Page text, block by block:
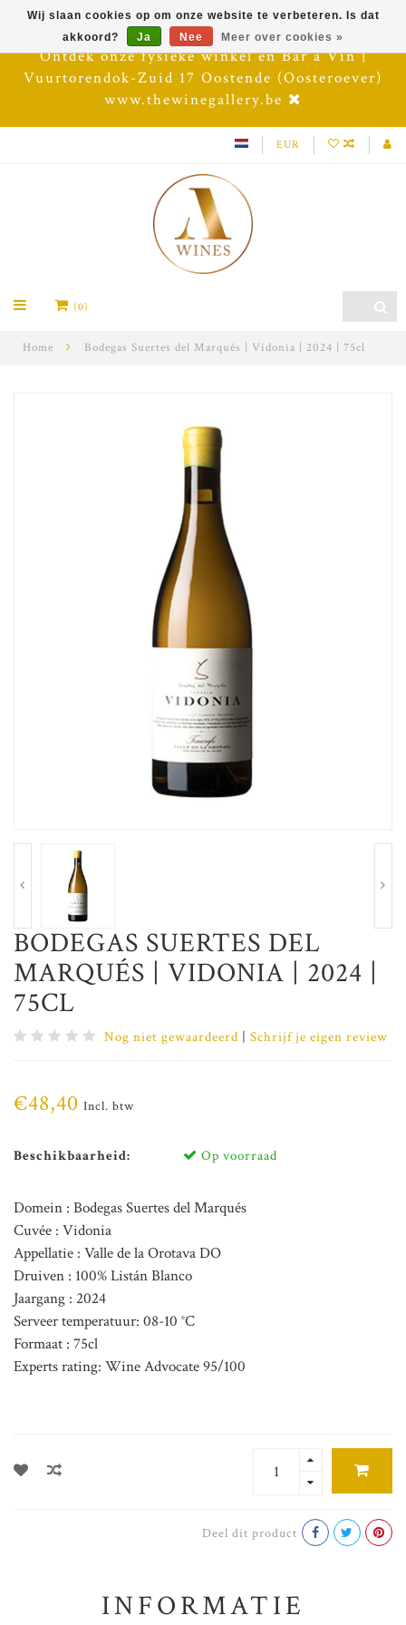
Ontdek onze fysieke winkel en Bar à Vin |
Vuurtorendok-Zuid 17 Oostende (Oosteroever)
www.thewinegallery.be
EUR
(0)
Home Bodegas Suertes del Marqués | Vidonia | 2024 | 75cl
BODEGAS SUERTES DEL
MARQUÉS | VIDONIA | 2024 |
75CL
Nog niet gewaardeerd | Schrijf je eigen review
€48,40 Incl. btw
Beschikbaarheid: Op voorraad
Domein : Bodegas Suertes del Marqués
Cuvée : Vidonia
Appellatie : Valle de la Orotava DO
Druiven : 100% Listán Blanco
Jaargang : 2024
Serveer temperatuur: 08-10 °C
Formaat : 75cl
Experts rating: Wine Advocate 95/100
Deel dit product
INFORMATIE
Wij slaan cookies op om onze website te verbeteren. Is dat
akkoord?
Ja Nee Meer over cookies »